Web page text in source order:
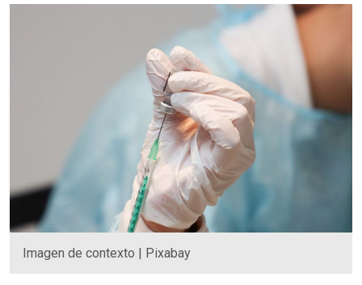
Imagen de contexto | Pixabay